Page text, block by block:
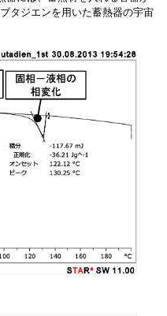
タジエンを用いた蓄熱器の宇宙